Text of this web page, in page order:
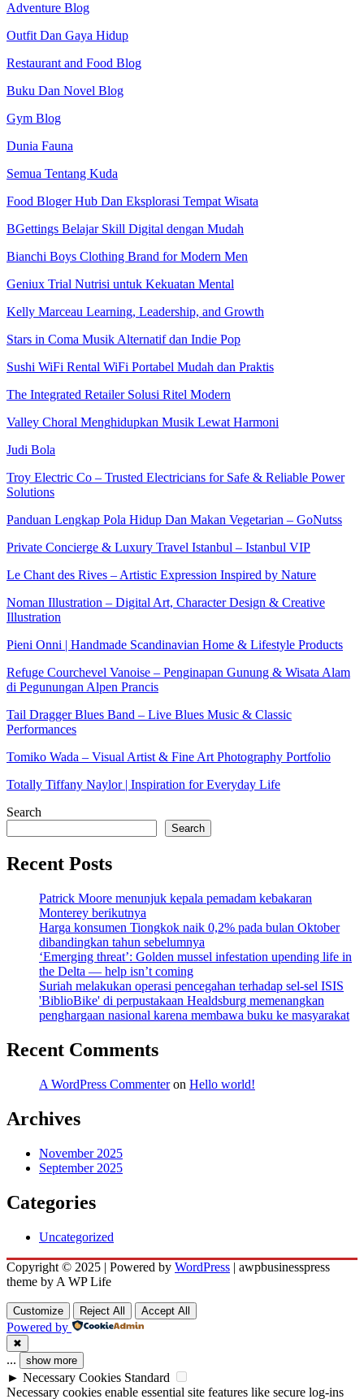
Adventure Blog
Outfit Dan Gaya Hidup
Restaurant and Food Blog
Buku Dan Novel Blog
Gym Blog
Dunia Fauna
Semua Tentang Kuda
Food Bloger Hub Dan Eksplorasi Tempat Wisata
BGettings Belajar Skill Digital dengan Mudah
Bianchi Boys Clothing Brand for Modern Men
Geniux Trial Nutrisi untuk Kekuatan Mental
Kelly Marceau Learning, Leadership, and Growth
Stars in Coma Musik Alternatif dan Indie Pop
Sushi WiFi Rental WiFi Portabel Mudah dan Praktis
The Integrated Retailer Solusi Ritel Modern
Valley Choral Menghidupkan Musik Lewat Harmoni
Judi Bola
Troy Electric Co – Trusted Electricians for Safe & Reliable Power
Solutions
Panduan Lengkap Pola Hidup Dan Makan Vegetarian – GoNutss
Private Concierge & Luxury Travel Istanbul – Istanbul VIP
Le Chant des Rives – Artistic Expression Inspired by Nature
Noman Illustration – Digital Art, Character Design & Creative
Illustration
Pieni Onni | Handmade Scandinavian Home & Lifestyle Products
Refuge Courchevel Vanoise – Penginapan Gunung & Wisata Alam
di Pegunungan Alpen Prancis
Tail Dragger Blues Band – Live Blues Music & Classic
Performances
Tomiko Wada – Visual Artist & Fine Art Photography Portfolio
Totally Tiffany Naylor | Inspiration for Everyday Life
Search
Search
Recent Posts
Patrick Moore menunjuk kepala pemadam kebakaran
Monterey berikutnya
Harga konsumen Tiongkok naik 0,2% pada bulan Oktober
dibandingkan tahun sebelumnya
‘Emerging threat’: Golden mussel infestation upending life in
the Delta — help isn’t coming
Suriah melakukan operasi pencegahan terhadap sel-sel ISIS
'BiblioBike' di perpustakaan Healdsburg memenangkan
penghargaan nasional karena membawa buku ke masyarakat
Recent Comments
A WordPress Commenteron Hello world!
Archives
November 2025
September 2025
Categories
Uncategorized
Copyright © 2025 | Powered by WordPress | awpbusinesspress
theme by A WP Life
Customize Reject All Accept All
Powered by
✖
... show more
► Necessary Cookies Standard
Necessary cookies enable essential site features like secure log-ins